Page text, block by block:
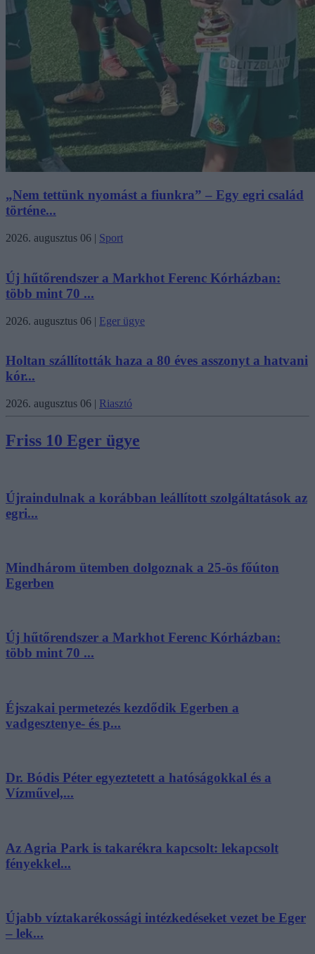
„Nem tettünk nyomást a fiunkra” – Egy egri család
történe...
2026. augusztus 06 | Sport
Új hűtőrendszer a Markhot Ferenc Kórházban:
több mint 70 ...
2026. augusztus 06 | Eger ügye
Holtan szállították haza a 80 éves asszonyt a hatvani
kór...
2026. augusztus 06 | Riasztó
Friss 10 Eger ügye
Újraindulnak a korábban leállított szolgáltatások az
egri...
Mindhárom ütemben dolgoznak a 25-ös főúton
Egerben
Új hűtőrendszer a Markhot Ferenc Kórházban:
több mint 70 ...
Éjszakai permetezés kezdődik Egerben a
vadgesztenye- és p...
Dr. Bódis Péter egyeztetett a hatóságokkal és a
Vízművel,...
Az Agria Park is takarékra kapcsolt: lekapcsolt
fényekkel...
Újabb víztakarékossági intézkedéseket vezet be Eger
– lek...